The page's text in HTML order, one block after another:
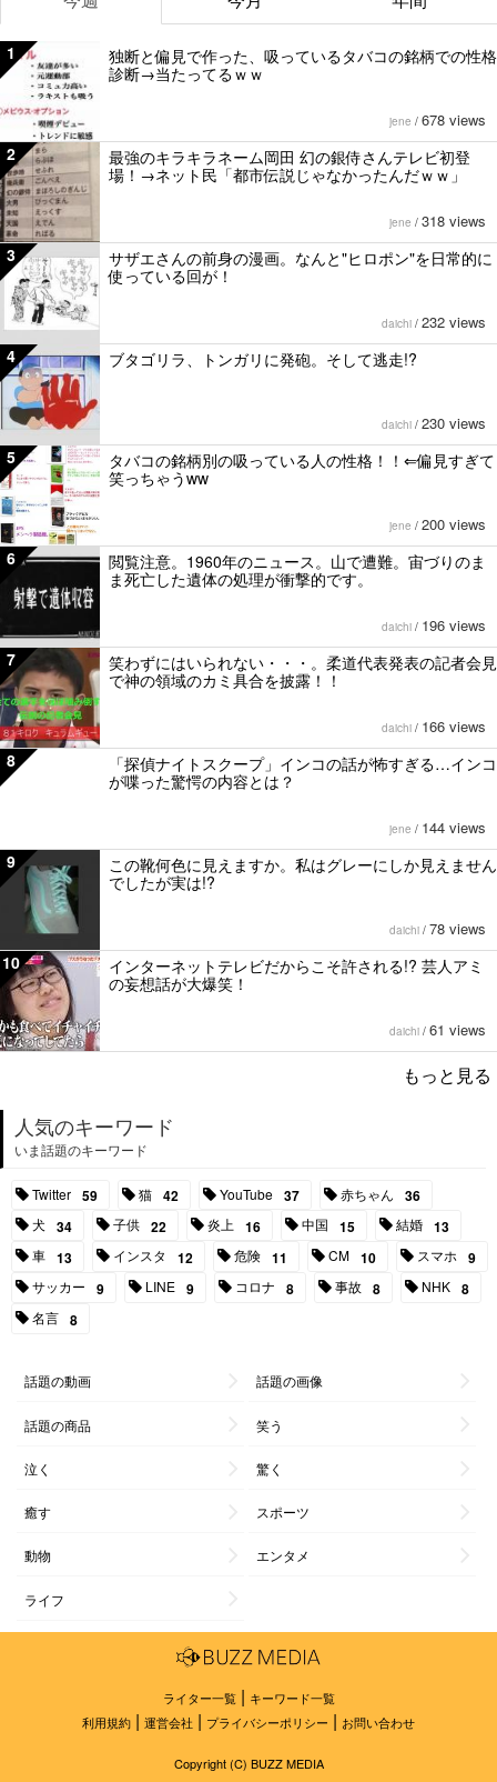
1
独断と偏見で作った、吸っているタバコの銘柄での性格
診断→当たってるｗｗ
jene / 678 views
2
最強のキラキラネーム岡田 幻の銀侍さんテレビ初登
場！→ネット民「都市伝説じゃなかったんだｗｗ」
jene / 318 views
3
サザエさんの前身の漫画。なんと"ヒロポン"を日常的に
使っている回が！
daichi / 232 views
4 ブタゴリラ、トンガリに発砲。そして逃走!?
daichi / 230 views
5
タバコの銘柄別の吸っている人の性格！！⇐偏見すぎて
笑っちゃうww
jene / 200 views
6
閲覧注意。1960年のニュース。山で遭難。宙づりのま
ま死亡した遺体の処理が衝撃的です。
daichi / 196 views
7
笑わずにはいられない・・・。柔道代表発表の記者会見
で神の領域のカミ具合を披露！！
daichi / 166 views
8
「探偵ナイトスクープ」インコの話が怖すぎる…インコ
が喋った驚愕の内容とは？
jene / 144 views
9
この靴何色に見えますか。私はグレーにしか見えません
でしたが実は!?
daichi / 78 views
10
インターネットテレビだからこそ許される!? 芸人アミ
の妄想話が大爆笑！
daichi / 61 views
もっと見る
人気のキーワード
いま話題のキーワード
Twitter 59 猫 42 YouTube 37 赤ちゃん 36
犬 34 子供 22 炎上 16 中国 15 結婚 13
車 13 インスタ 12 危険 11 CM 10 スマホ 9
サッカー 9 LINE 9 コロナ 8 事故 8 NHK 8
名言 8
話題の動画 話題の画像
話題の商品 笑う
泣く 驚く
癒す スポーツ
動物 エンタメ
ライフ
ライター一覧| キーワード一覧
利用規約 | 運営会社 | プライバシーポリシー | お問い合わせ
Copyright (C) BUZZ MEDIA